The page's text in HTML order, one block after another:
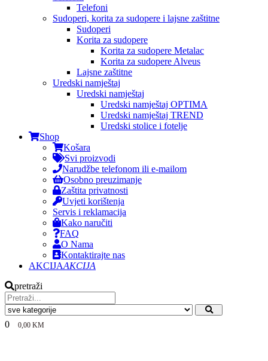
Telefoni
Sudoperi, korita za sudopere i lajsne zaštitne
Sudoperi
Korita za sudopere
Korita za sudopere Metalac
Korita za sudopere Alveus
Lajsne zaštitne
Uredski namještaj
Uredski namještaj
Uredski namještaj OPTIMA
Uredski namještaj TREND
Uredski stolice i fotelje
Shop
Košara
Svi proizvodi
Narudžbe telefonom ili e-mailom
Osobno preuzimanje
Zaštita privatnosti
Uvjeti korištenja
Servis i reklamacija
Kako naručiti
FAQ
O Nama
Kontaktirajte nas
AKCIJAAKCIJA
pretraži
0 0,00 KM